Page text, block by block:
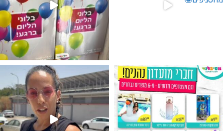
מין העובר רק במסיבלנד !! קיים